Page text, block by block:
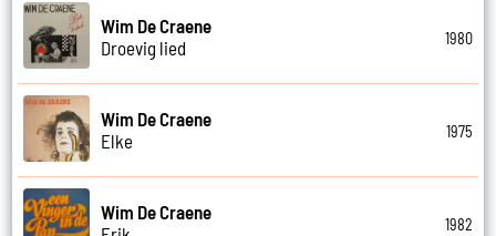
Wim De Craene
Droevig lied
1980
Wim De Craene
Elke
1975
Wim De Craene
1982